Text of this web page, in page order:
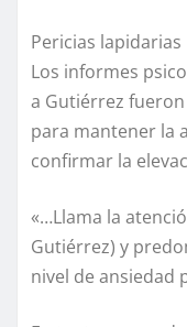
Pericias lapidarias
Los informes
a Gutiérrez
para mantener la
confirmar la
«…Llama la
Gutiérrez) y
nivel de ansiedad